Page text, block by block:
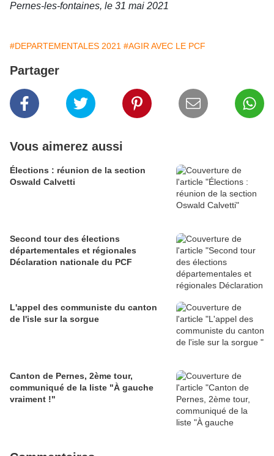
Pernes-les-fontaines, le 31 mai 2021
#DEPARTEMENTALES 2021 #AGIR AVEC LE PCF
Partager
Vous aimerez aussi
Élections : réunion de la section
Oswald Calvetti
Second tour des élections
départementales et régionales
Déclaration nationale du PCF
L'appel des communiste du canton
de l'isle sur la sorgue
Canton de Pernes, 2ème tour,
communiqué de la liste "À gauche
vraiment !"